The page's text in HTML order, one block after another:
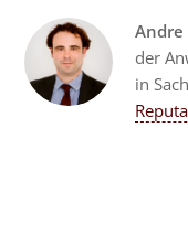
Andre
der
in